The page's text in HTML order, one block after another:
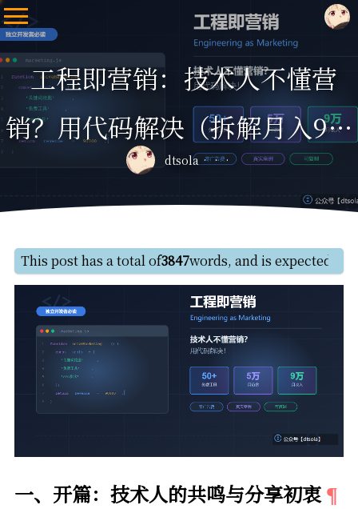
工程即营销：技术人不懂营
销？用代码解决（拆解月入9万
案例）
dtsola
This post has a total of3847words, and is expected to
一、开篇：技术人的共鸣与分享初衷